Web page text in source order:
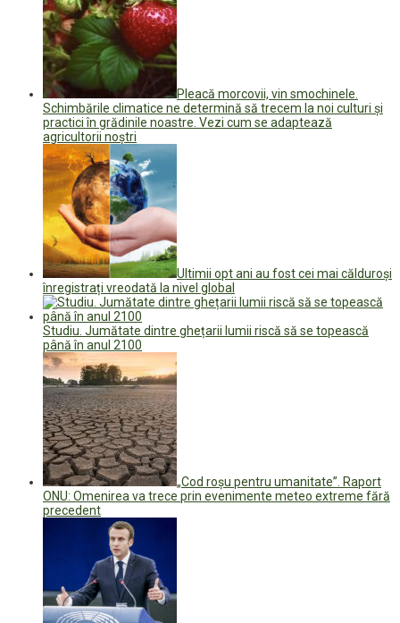
Pleacă morcovii, vin smochinele.
Schimbările climatice ne determină să trecem la noi culturi și
practici în grădinile noastre. Vezi cum se adaptează
agricultorii noștri
Ultimii opt ani au fost cei mai călduroși
înregistrați vreodată la nivel global
Studiu. Jumătate dintre ghețarii lumii riscă să se topească
până în anul 2100
„Cod roșu pentru umanitate”. Raport
ONU: Omenirea va trece prin evenimente meteo extreme fără
precedent